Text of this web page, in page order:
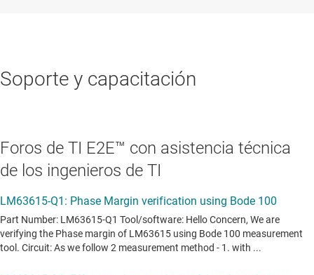
Soporte y capacitación
Foros de TI E2E™ con asistencia técnica
de los ingenieros de TI